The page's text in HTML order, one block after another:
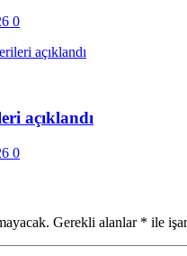
0
açıklandı
0
Gerekli alanlar * ile